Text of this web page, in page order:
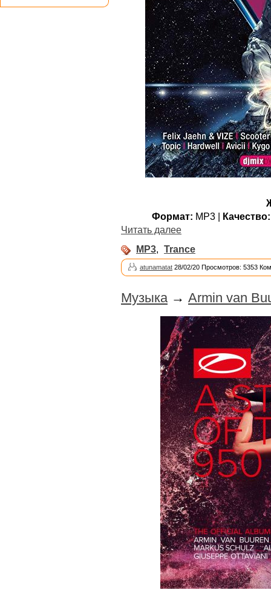
Формат: MP3 | Качество:
Читать далее
MP3, Trance
atunamatat 28/02/20 Просмотров: 5353
Музыка → Armin van